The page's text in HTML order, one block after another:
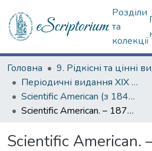
Розділи
та
колекції
Головна
Періодичні видання ХІХ ст.
Scientific American (з 1845 р.)
Scientific American. – 1872. – Vol. 27, № 21
Scientific American.